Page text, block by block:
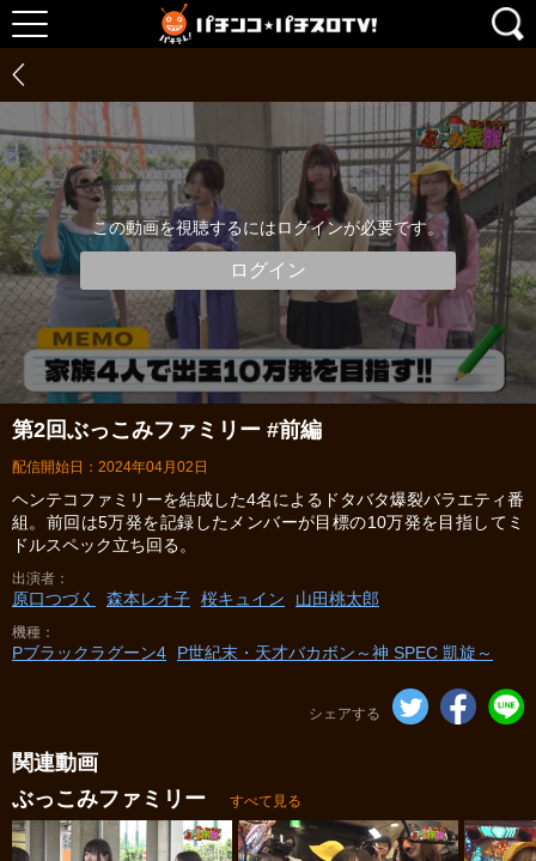
この動画を視聴するにはログインが必要です。
ログイン
第2回ぶっこみファミリー #前編
配信開始日：2024年04月02日
ヘンテコファミリーを結成した4名によるドタバタ爆裂バラエティ番
組。前回は5万発を記録したメンバーが目標の10万発を目指してミ
ドルスペック立ち回る。
出演者
原口つづく 森本レオ子 桜キュイン 山田桃太郎
機種
Pブラックラグーン4 P世紀末・天才バカボン～神 SPEC 凱旋～
シェアする
関連動画
ぶっこみファミリー
すべて見る